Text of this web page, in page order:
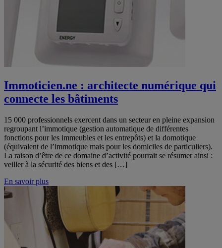
Immoticien.ne : architecte numérique qui
connecte les bâtiments
15 000 professionnels exercent dans un secteur en pleine expansion
regroupant l’immotique (gestion automatique de différentes
fonctions pour les immeubles et les entrepôts) et la domotique
(équivalent de l’immotique mais pour les domiciles de particuliers).
La raison d’être de ce domaine d’activité pourrait se résumer ainsi :
veiller à la sécurité des biens et des […]
En savoir plus